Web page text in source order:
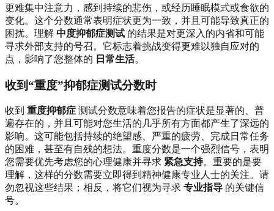
更难集中注意力，感到持续的悲伤，或经历睡眠模式或食欲的
变化。这个分数通常表明症状更为一致，并且可能导致真正的
困扰。理解 中度抑郁症测试 的结果是对更深入的内省和可能
寻求外部支持的号召。它标志着挑战变得更难以独自应对的
点，影响了您整体的 日常生活。
收到“重度”抑郁症测试分数时
收到 重度抑郁症 测试分数意味着您报告的症状是显著的、普
遍存在的，并且可能对您生活的几乎所有方面都产生了深远的
影响。这可能包括持续的绝望感、严重的疲劳、完成日常任务
的困难，甚至有自残的想法。重度分数是一个强烈信号，表明
您需要优先考虑您的心理健康并寻求 紧急支持。重要的是要
理解，这样的分数需要立即得到精神健康专业人士的关注。请
勿忽视这些结果；相反，将它们视为寻求 专业指导 的关键信
号。